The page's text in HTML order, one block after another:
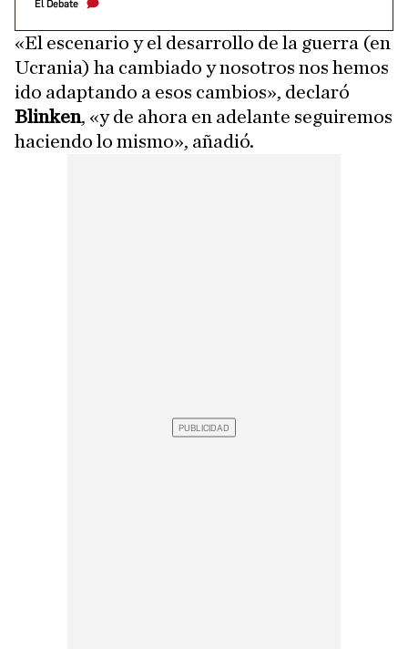
El Debate
«El escenario y el desarrollo de la guerra (en
Ucrania) ha cambiado y nosotros nos hemos
ido adaptando a esos cambios», declaró
Blinken, «y de ahora en adelante seguiremos
haciendo lo mismo», añadió.